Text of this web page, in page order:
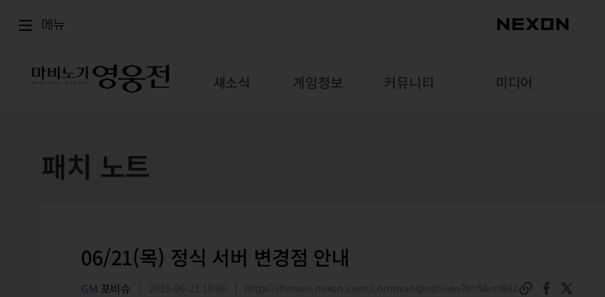
메뉴
새소식 게임정보 커뮤니티 미디어
패치 노트
06/21(목) 정식 서버 변경점 안내
GM 포비슈